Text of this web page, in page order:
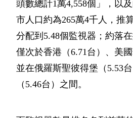
頭數總計1萬4,558個」，以
市人口約為265萬4千人，推
分配到5.48個監視器；約落
僅次於香港（6.71台）、美國
並在俄羅斯聖彼得堡（5.53
（5.46台）之間。